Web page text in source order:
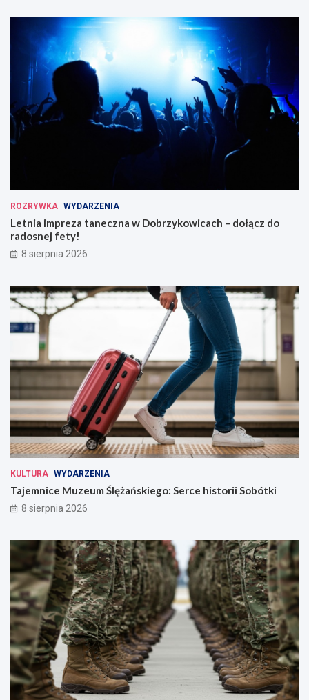
ROZRYWKA WYDARZENIA
Letnia impreza taneczna w Dobrzykowicach – dołącz do
radosnej fety!
8 sierpnia 2026
KULTURA WYDARZENIA
Tajemnice Muzeum Ślężańskiego: Serce historii Sobótki
8 sierpnia 2026